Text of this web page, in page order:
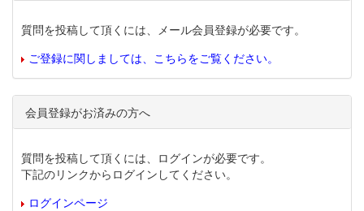
質問を投稿して頂くには、メール会員登録が必要です。
ご登録に関しましては、こちらをご覧ください。
会員登録がお済みの方へ
質問を投稿して頂くには、ログインが必要です。
下記のリンクからログインしてください。
ログインページ